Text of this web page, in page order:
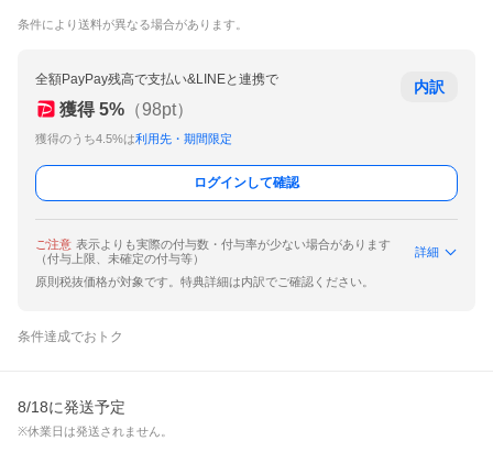
条件により送料が異なる場合があります。
全額PayPay残高で支払い&LINEと連携で
獲得 5% （98pt）
獲得のうち4.5%は利用先・期間限定
内訳
ログインして確認
ご注意 表示よりも実際の付与数・付与率が少ない場合があります
（付与上限、未確定の付与等）
詳細
原則税抜価格が対象です。特典詳細は内訳でご確認ください。
条件達成でおトク
8/18に発送予定
※休業日は発送されません。